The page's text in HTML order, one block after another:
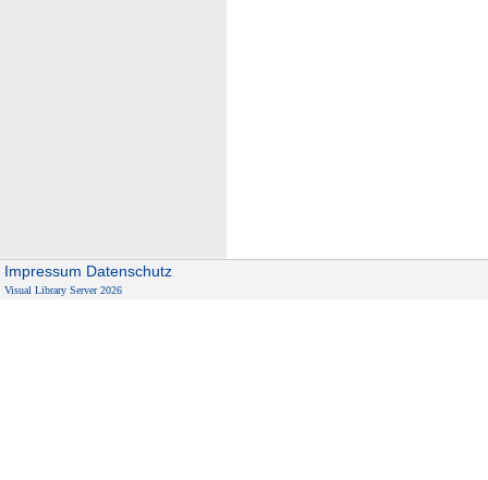
Impressum Datenschutz
Visual Library Server 2026